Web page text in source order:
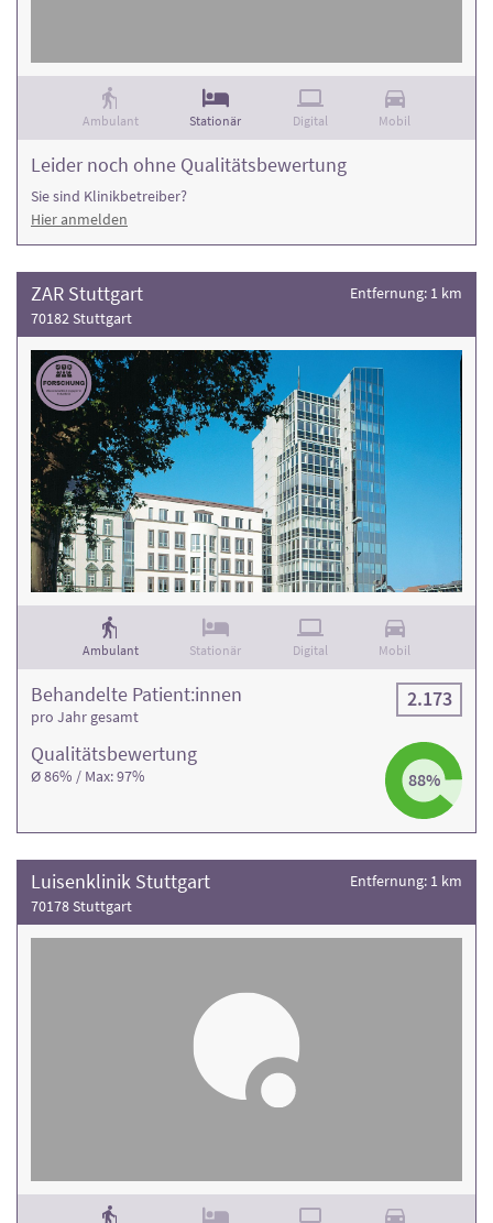
Ambulant Stationär Digital Mobil
Leider noch ohne Qualitätsbewertung
Sie sind Klinikbetreiber?
Hier anmelden
ZAR Stuttgart
70182 Stuttgart
Entfernung: 1 km
Ambulant Stationär Digital Mobil
Qualitäts­bewertung
Ø 86% / Max: 97% 88%
Behandelte Patient:innen
pro Jahr gesamt
2.173
Luisenklinik Stuttgart
70178 Stuttgart
Entfernung: 1 km